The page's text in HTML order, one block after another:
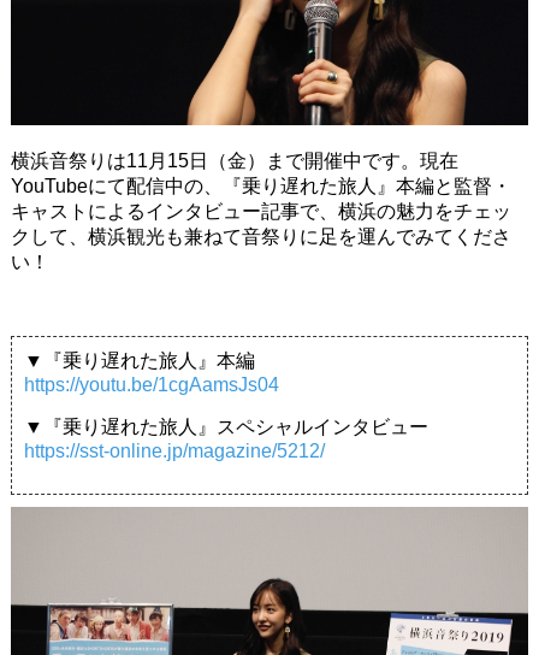
横浜音祭りは11月15日（金）まで開催中です。現在
YouTubeにて配信中の、『乗り遅れた旅人』本編と監督・
キャストによるインタビュー記事で、横浜の魅力をチェッ
クして、横浜観光も兼ねて音祭りに足を運んでみてくださ
い！
▼『乗り遅れた旅人』本編
https://youtu.be/1cgAamsJs04
▼『乗り遅れた旅人』スペシャルインタビュー
https://sst-online.jp/magazine/5212/